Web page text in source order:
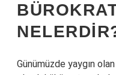
Günümüzde yaygın